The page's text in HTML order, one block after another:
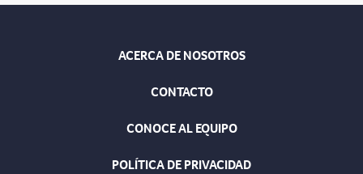
ACERCA DE NOSOTROS
CONTACTO
CONOCE AL EQUIPO
POLÍTICA DE PRIVACIDAD